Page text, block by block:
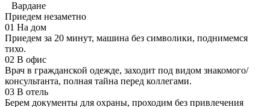
Вардане
Приедем незаметно
01 На дом
Приедем за 20 минут, машина без символики, поднимемся
тихо.
02 В офис
Врач в гражданской одежде, заходит под видом знакомого/
консультанта, полная тайна перед коллегами.
03 В отель
Берем документы для охраны, проходим без привлечения